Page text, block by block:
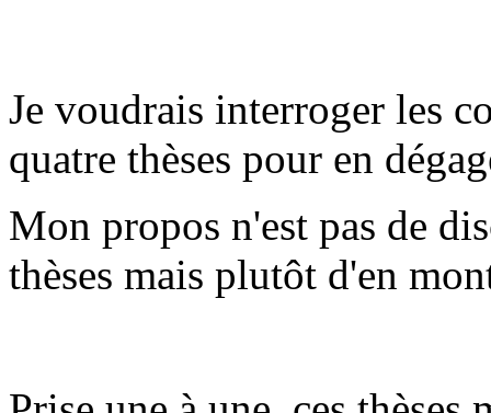
Je voudrais interroger les
quatre thèses pour en
Mon propos n'est pas de
thèses mais plutôt d'en